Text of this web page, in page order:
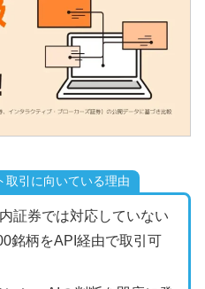
取引に向いている理由
証券では対応していない
銘柄をAPI経由で取引可